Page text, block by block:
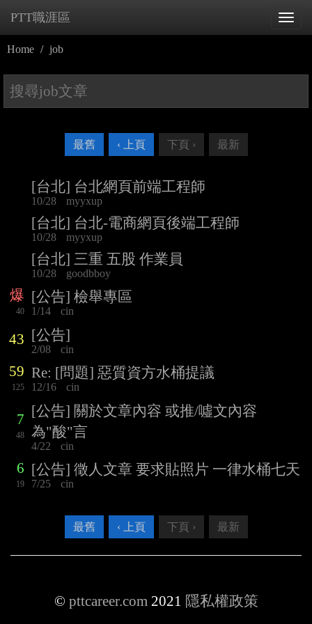
PTT職涯區
Home job
最舊 ‹ 上頁 下頁 › 最新
[台北] 台北網頁前端工程師
10/28 myyxup
[台北] 台北-電商網頁後端工程師
10/28 myyxup
[台北] 三重 五股 作業員
10/28 goodbboy
爆
40
[公告] 檢舉專區
1/14 cin
43 [公告]
2/08 cin
59
125
Re: [問題] 惡質資方水桶提議
12/16 cin
7
48
[公告] 關於文章內容 或推/噓文內容
為"酸"言
4/22 cin
6
19
[公告] 徵人文章 要求貼照片 一律水桶七天
7/25 cin
最舊 ‹ 上頁 下頁 › 最新
© pttcareer.com 2021 隱私權政策